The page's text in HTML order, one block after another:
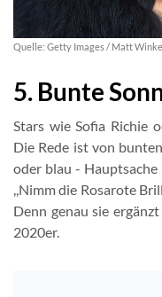
Quelle: Getty Images / Matt
5. Bunte
Stars wie Sofia Richie
Die Rede ist von
oder blau -
,,Nimm die Rosarote
Denn genau sie
2020er.